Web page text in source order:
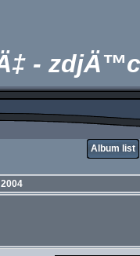
-
Album list